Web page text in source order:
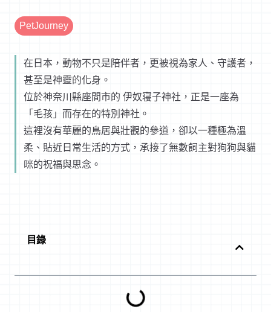
PetJourney
在日本，動物不只是陪伴者，更被視為家人、守護者，
甚至是神靈的化身。
位於神奈川縣座間市的 伊奴寝子神社，正是一座為
「毛孩」而存在的特別神社。
這裡沒有華麗的鳥居與壯觀的參道，卻以一種極為溫
柔、貼近日常生活的方式，承接了無數飼主對狗狗與貓
咪的祝福與思念。
目錄